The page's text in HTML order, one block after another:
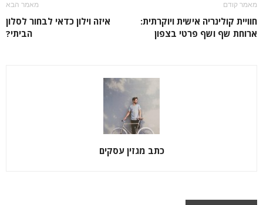
מאמר קודם
חוויית קולינריה אישית ויוקרתית:
ארוחת שף ושף פרטי בצפון
מאמר הבא
איזה וילון כדאי לבחור לסלון
הביתי?
כתב מגזין עסקים